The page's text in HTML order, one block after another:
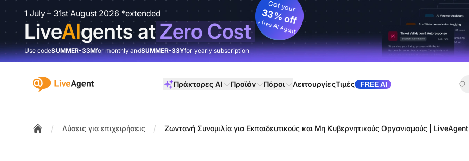
1 July – 31st August 2026 *extended
LiveAIgents atZero Cost
Get your
33% off
+ free AI Agent
Use codeSUMMER-33Mfor monthly andSUMMER-33Yfor yearly subscription
:site.title Πράκτορες AI Προϊόν Πόροι ΛειτουργίεςΤιμές FREE AI
/ Λύσεις για επιχειρήσεις / Ζωντανή Συνομιλία για Εκπαιδευτικούς και Μη Κυβερνητικούς Οργανισμούς | LiveAgent